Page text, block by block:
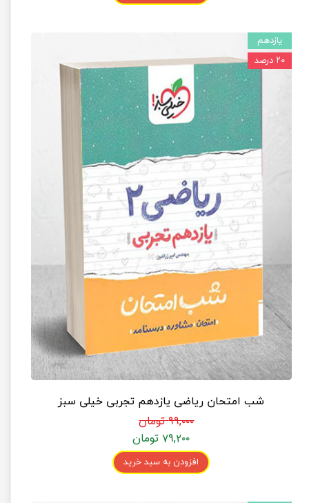
شب امتحان ریاضی یازدهم تجربی خیلی سبز
۹۹,۰۰۰ تومان
۷۹,۲۰۰ تومان
افزودن به سبد خرید
یازدهم
۲۰ درصد